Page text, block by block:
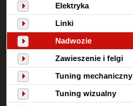
Elektryka
Linki
Nadwozie
Zawieszenie i felgi
Tuning mechaniczny
Tuning wizualny